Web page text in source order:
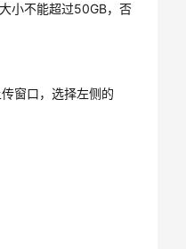
小不能超过50GB，否
窗口，选择左侧的